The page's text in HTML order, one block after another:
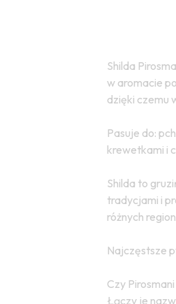
Shilda
w aromacie
dzięki czemu
Pasuje do:
krewetkami i
Shilda to
tradycjami i
różnych
Najczęstsze
Czy
Łączy je